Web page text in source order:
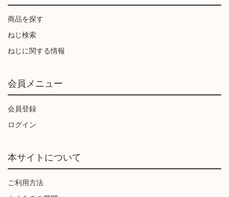
商品を探す
ねじ検索
ねじに関する情報
会員メニュー
会員登録
ログイン
本サイトについて
ご利用方法